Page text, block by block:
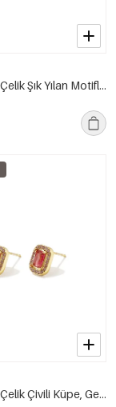
Paslanmaz Çelik Şık Yılan Motifli Klasik Parti/Toplantı Lüks Serisi Kadın Takıları
Paslanmaz Çelik Çivili Küpe, Geometrik Şekil, Sade Günlük Seri, Kadın Takıları